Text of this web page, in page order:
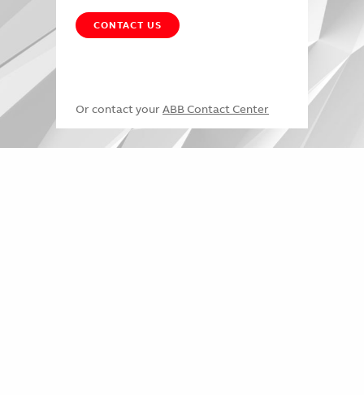
CONTACT US
Or contact your ABB Contact Center